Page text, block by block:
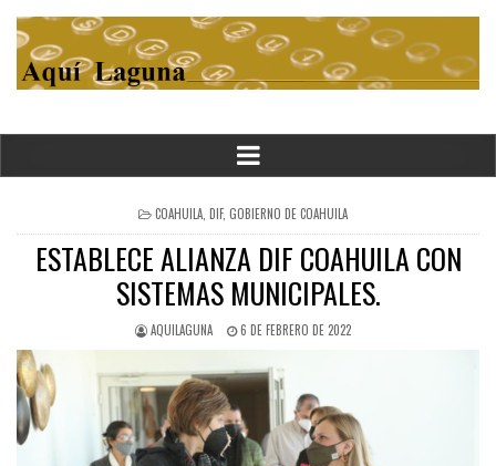
POSTED
IN
COAHUILA, DIF, GOBIERNO DE COAHUILA
ESTABLECE ALIANZA DIF COAHUILA CON
SISTEMAS MUNICIPALES.
AQUILAGUNA 6 DE FEBRERO DE 2022